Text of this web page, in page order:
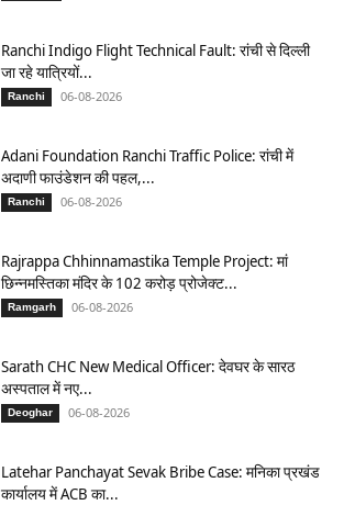
Ranchi Indigo Flight Technical Fault: रांची से दिल्ली
जा रहे यात्रियों...
Ranchi 06-08-2026
Adani Foundation Ranchi Traffic Police: रांची में
अदाणी फाउंडेशन की पहल,...
Ranchi 06-08-2026
Rajrappa Chhinnamastika Temple Project: मां
छिन्नमस्तिका मंदिर के 102 करोड़ प्रोजेक्ट...
Ramgarh 06-08-2026
Sarath CHC New Medical Officer: देवघर के सारठ
अस्पताल में नए...
Deoghar 06-08-2026
Latehar Panchayat Sevak Bribe Case: मनिका प्रखंड
कार्यालय में ACB का...